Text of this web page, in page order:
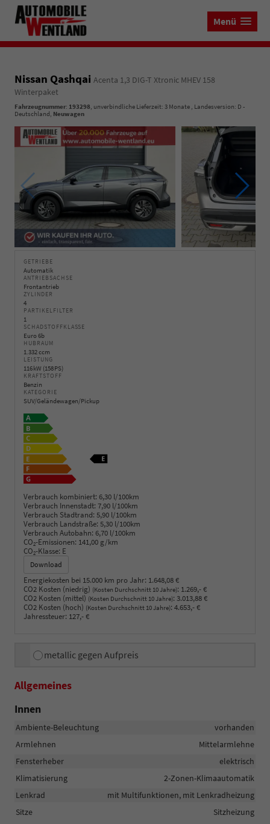
Menü
Nissan Qashqai Acenta 1,3 DIG-T Xtronic MHEV 158
Winterpaket
Fahrzeugnummer: 193298, unverbindliche Lieferzeit: 3 Monate , Landesversion: D -
Deutschland, Neuwagen
GETRIEBE
Automatik
ANTRIEBSACHSE
Frontantrieb
ZYLINDER
4
PARTIKELFILTER
1
SCHADSTOFFKLASSE
Euro 6b
HUBRAUM
1.332 ccm
LEISTUNG
116 kW (158 PS)
KRAFTSTOFF
Benzin
KATEGORIE
SUV/Geländewagen/Pickup
Verbrauch kombiniert: 6,30 l/100km
Verbrauch Innenstadt: 7,90 l/100km
Verbrauch Stadtrand: 5,90 l/100km
Verbrauch Landstraße: 5,30 l/100km
Verbrauch Autobahn: 6,70 l/100km
CO2-Emissionen: 141,00 g/km
CO2-Klasse: E
Download
Energiekosten bei 15.000 km pro Jahr: 1.648,08 €
CO2 Kosten (niedrig) (Kosten Durchschnitt 10 Jahre): 1.269,- €
CO2 Kosten (mittel) (Kosten Durchschnitt 10 Jahre): 3.013,88 €
CO2 Kosten (hoch) (Kosten Durchschnitt 10 Jahre): 4.653,- €
Jahressteuer: 127,- €
metallic gegen Aufpreis
Allgemeines
Innen
Ambiente-Beleuchtung
vorhanden
Armlehnen
Mittelarmlehne
Fensterheber
elektrisch
Klimatisierung
2-Zonen-Klimaautomatik
Lenkrad
mit Multifunktionen, mit Lenkradheizung
Sitze
Sitzheizung